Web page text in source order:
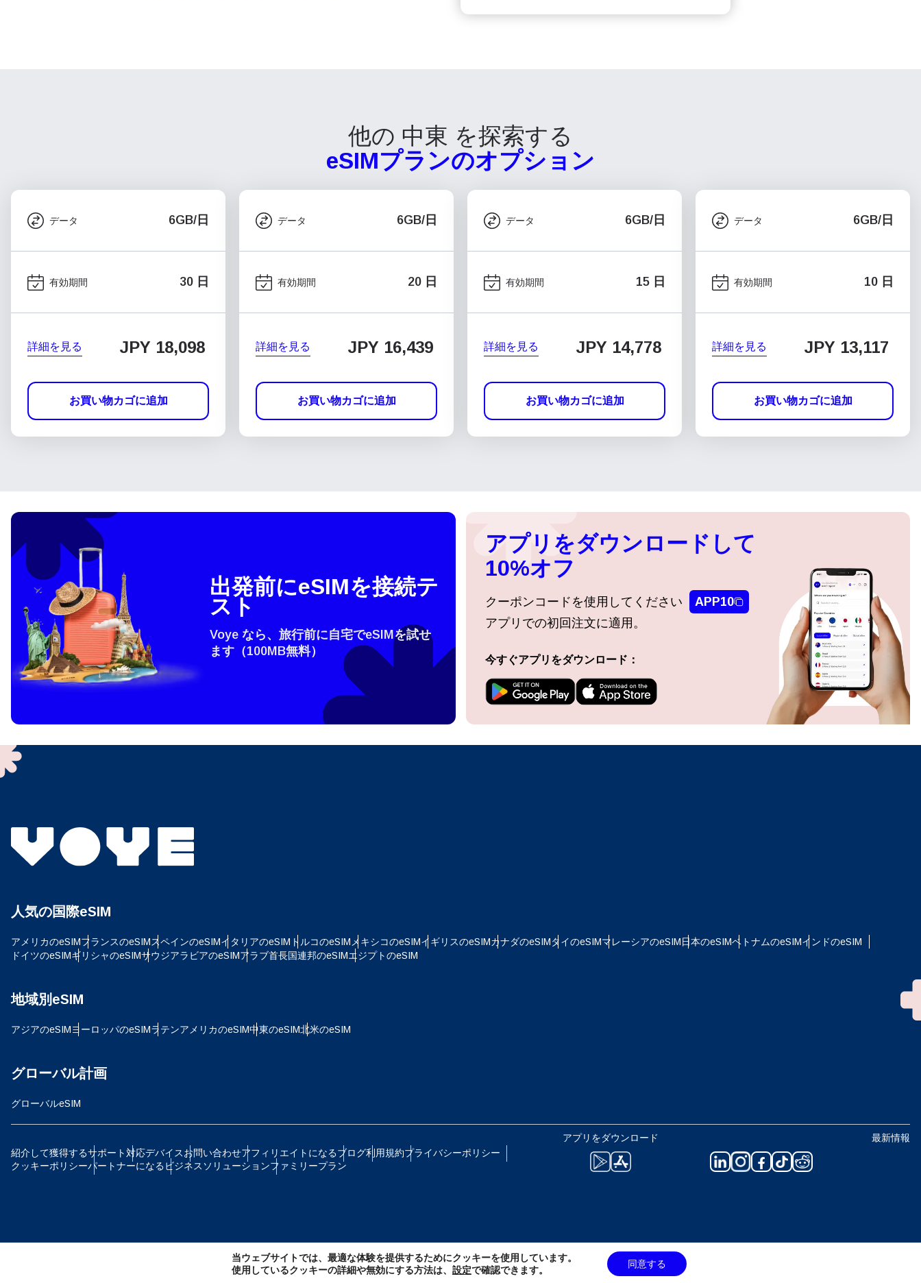
他の 中東 を探索する
eSIMプランのオプション
データ 6GB/日
有効期間 30 日
詳細を見る JPY 18,098
お買い物カゴに追加
データ 6GB/日
有効期間 20 日
詳細を見る JPY 16,439
お買い物カゴに追加
データ 6GB/日
有効期間 15 日
詳細を見る JPY 14,778
お買い物カゴに追加
データ 6GB/日
有効期間 10 日
詳細を見る JPY 13,117
お買い物カゴに追加
How do I get my eSim?
To get your eSIM, start by checking if your device supports eSIM
technology. Then, contact your mobile carrier to request an eSIM activation.
or enter in your device settings. Once activated, you can enjoy the benefits
出発前にeSIMを接続テ
スト
Voye なら、旅行前に自宅でeSIMを試せ
ます（100MB無料）
アプリをダウンロードして
10%オフ
クーポンコードを使用してください
APP10
アプリでの初回注文に適用。
今すぐアプリをダウンロード：
人気の国際eSIM
アメリカのeSIMフランスのeSIMスペインのeSIMイタリアのeSIM トルコのeSIMメキシコのeSIMイギリスのeSIMカナダのeSIMタイのeSIMマレーシアのeSIM日本のeSIMベトナムのeSIMインドのeSIM
ドイツのeSIMギリシャのeSIMサウジアラビアのeSIMアラブ首長国連邦のeSIMエジプトのeSIM
地域別eSIM
アジアのeSIMヨーロッパのeSIMラテンアメリカのeSIM中東のeSIM北米のeSIM
グローバル計画
グローバルeSIM
紹介して獲得するサポート対応デバイスお問い合わせアフィリエイトになるブログ利用規約プライバシーポリシー
クッキーポリシーパートナーになるビジネスソリューションファミリープラン
アプリをダウンロード 最新情報
English Español
Polski Português
简体中文 繁體中文
CAD - カナダドル
CHF - スイス・フラン NZD - ニュージーランド・ドル
ログインまたは登録
アカウントにログインするか、数秒でアカウントを作成してください。
当ウェブサイトでは、最適な体験を提供するためにクッキーを使用しています。
使用しているクッキーの詳細や無効にする方法は、 設定で確認できます。
同意する